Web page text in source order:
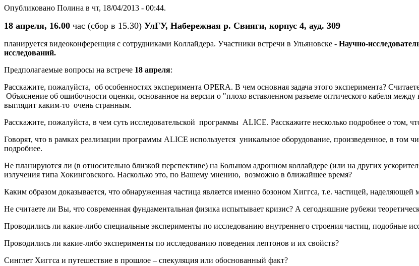
Опубликовано Полина в чт, 18/04/2013 - 00:44.
18 апреля, 16.00 час (сбор в 15.30) УлГУ, Набережная р. Свияги, корпус 4, ауд. 309
планируется видеоконференция с сотрудниками Коллайдера. Участники встречи в Ульяновске - Научно-
исследований.
Предполагаемые вопросы на встрече 18 апреля:
Расскажите, пожалуйста, об особенностях эксперимента OPERA. В чем основная задача этого эксперимента?
Объяснение об ошибочности оценки, основанное на версии о "плохо вставленном разъеме оптического кабеля
выглядит каким-то очень странным.
Расскажите, пожалуйста, в чем суть исследовательской программы ALICE. Расскажите несколько подробнее о том,
Говорят, что в рамках реализации программы ALICE используется уникальное оборудование, произведенное, в том
подробнее.
Не планируются ли (в относительно близкой перспективе) на Большом адронном коллайдере (или на других
излучения типа Хокинговского. Насколько это, по Вашему мнению, возможно в ближайшее время?
Каким образом доказывается, что обнаруженная частица является именно бозоном Хиггса, т.е. частицей, наделяющей
Не считаете ли Вы, что современная фундаментальная физика испытывает кризис? А сегодняшние рубежи
Проводились ли какие-либо специальные эксперименты по исследованию внутреннего строения частиц, подобные
Проводились ли какие-либо эксперименты по исследованию поведения лептонов и их свойств?
Синглет Хиггса и путешествие в прошлое – спекуляция или обоснованный факт?